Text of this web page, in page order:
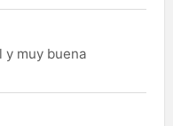
muy buena